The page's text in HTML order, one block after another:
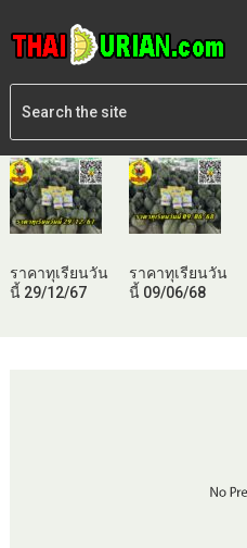
ราคาทุเรียนวัน
นี้ 29/12/67
ราคาทุเรียนวัน
นี้ 09/06/68